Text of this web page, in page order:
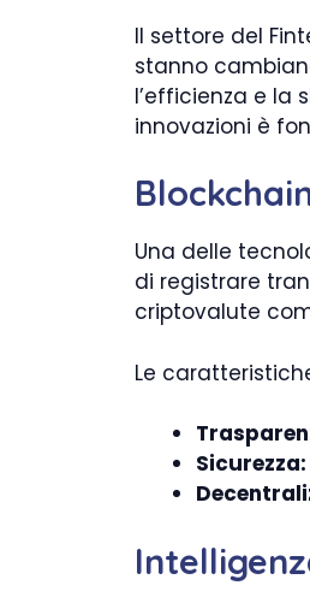
Il settore del
stanno
l’efficienza e la
innovazioni è
Una delle
di registrare
criptovalute
Le
Sicurezza: